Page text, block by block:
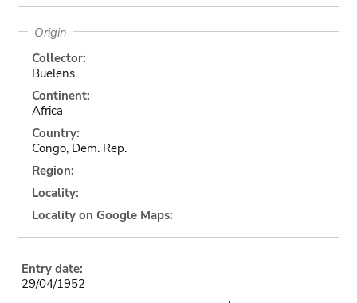
Origin
Collector:
Buelens
Continent:
Africa
Country:
Congo, Dem. Rep.
Region:
Locality:
Locality on Google Maps:
Entry date:
29/04/1952